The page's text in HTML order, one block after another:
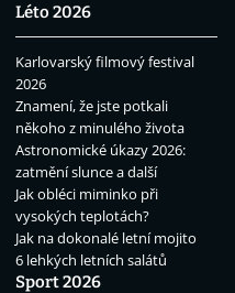
Léto 2026
Karlovarský filmový festival
2026
Znamení, že jste potkali
někoho z minulého života
Astronomické úkazy 2026:
zatmění slunce a další
Jak obléci miminko při
vysokých teplotách?
Jak na dokonalé letní mojito
6 lehkých letních salátů
Sport 2026